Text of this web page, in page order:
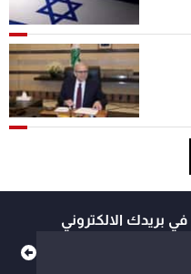
بريدك الالكتروني